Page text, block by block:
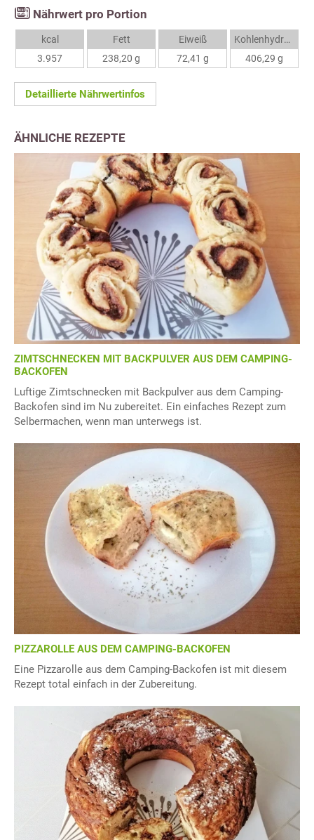
Nährwert pro Portion
kcal
3.957
Fett
238,20 g
Eiweiß
72,41 g
Kohlenhydrate
406,29 g
Detaillierte Nährwertinfos
ÄHNLICHE REZEPTE
ZIMTSCHNECKEN MIT BACKPULVER AUS DEM CAMPING-
BACKOFEN
Luftige Zimtschnecken mit Backpulver aus dem Camping-
Backofen sind im Nu zubereitet. Ein einfaches Rezept zum
Selbermachen, wenn man unterwegs ist.
PIZZAROLLE AUS DEM CAMPING-BACKOFEN
Eine Pizzarolle aus dem Camping-Backofen ist mit diesem
Rezept total einfach in der Zubereitung.